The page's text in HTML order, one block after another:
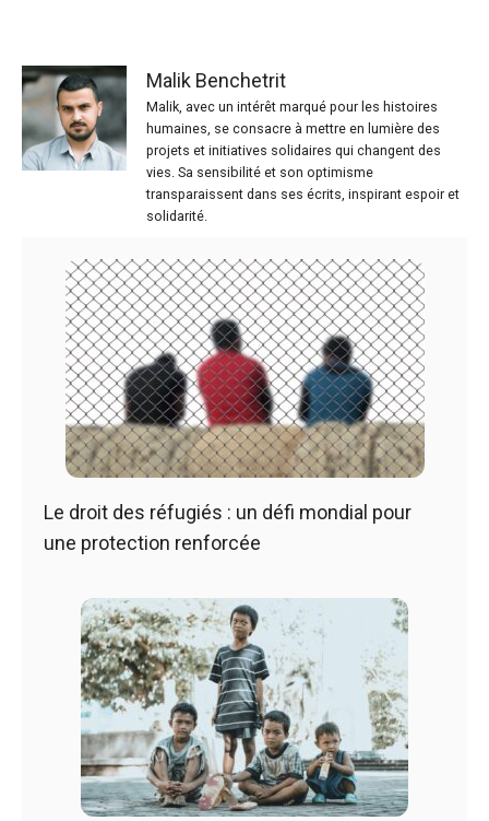
Malik Benchetrit
Malik, avec un intérêt marqué pour les histoires
humaines, se consacre à mettre en lumière des
projets et initiatives solidaires qui changent des
vies. Sa sensibilité et son optimisme
transparaissent dans ses écrits, inspirant espoir et
solidarité.
Le droit des réfugiés : un défi mondial pour
une protection renforcée